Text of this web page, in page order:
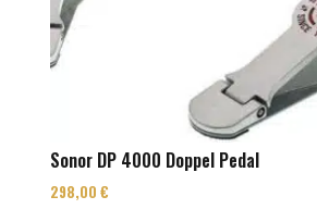
Sonor DP 4000 Doppel Pedal
298,00€